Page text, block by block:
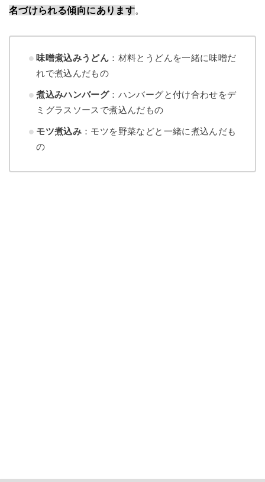
名づけられる傾向にあります
味噌煮込みうどん ：材料とうどんを一緒に味噌だ
れで煮込んだもの
煮込みハンバーグ：ハンバーグと付け合わせをデ
ミグラスソースで煮込んだもの
モツ煮込み ：モツを野菜などと一緒に煮込んだも
の